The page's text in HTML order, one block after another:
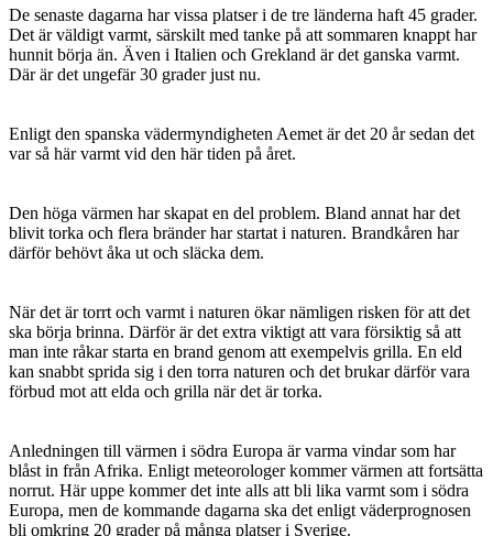
De senaste dagarna har vissa platser i de tre länderna haft 45 grader.
Det är väldigt varmt, särskilt med tanke på att sommaren knappt har
hunnit börja än. Även i Italien och Grekland är det ganska varmt.
Där är det ungefär 30 grader just nu.
Enligt den spanska vädermyndigheten Aemet är det 20 år sedan det
var så här varmt vid den här tiden på året.
Den höga värmen har skapat en del problem. Bland annat har det
blivit torka och flera bränder har startat i naturen. Brandkåren har
därför behövt åka ut och släcka dem.
När det är torrt och varmt i naturen ökar nämligen risken för att det
ska börja brinna. Därför är det extra viktigt att vara försiktig så att
man inte råkar starta en brand genom att exempelvis grilla. En eld
kan snabbt sprida sig i den torra naturen och det brukar därför vara
förbud mot att elda och grilla när det är torka.
Anledningen till värmen i södra Europa är varma vindar som har
blåst in från Afrika. Enligt meteorologer kommer värmen att fortsätta
norrut. Här uppe kommer det inte alls att bli lika varmt som i södra
Europa, men de kommande dagarna ska det enligt väderprognosen
bli omkring 20 grader på många platser i Sverige.